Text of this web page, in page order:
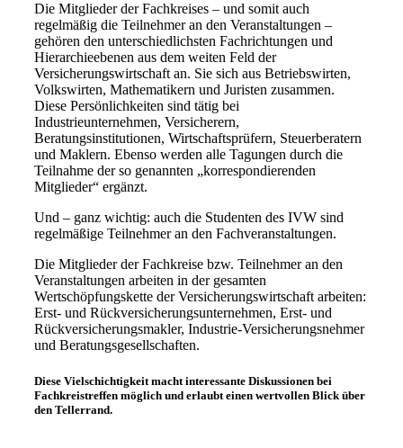
Die Mitglieder der Fachkreises – und somit auch
regelmäßig die Teilnehmer an den Veranstaltungen –
gehören den unterschiedlichsten Fachrichtungen und
Hierarchieebenen aus dem weiten Feld der
Versicherungswirtschaft an. Sie sich aus Betriebswirten,
Volkswirten, Mathematikern und Juristen zusammen.
Diese Persönlichkeiten sind tätig bei
Industrieunternehmen, Versicherern,
Beratungsinstitutionen, Wirtschaftsprüfern, Steuerberatern
und Maklern. Ebenso werden alle Tagungen durch die
Teilnahme der so genannten „korrespondierenden
Mitglieder“ ergänzt.
Und – ganz wichtig: auch die Studenten des IVW sind
regelmäßige Teilnehmer an den Fachveranstaltungen.
Die Mitglieder der Fachkreise bzw. Teilnehmer an den
Veranstaltungen arbeiten in der gesamten
Wertschöpfungskette der Versicherungswirtschaft arbeiten:
Erst- und Rückversicherungsunternehmen, Erst- und
Rückversicherungsmakler, Industrie-Versicherungsnehmer
und Beratungsgesellschaften.
Diese Vielschichtigkeit macht interessante Diskussionen bei
Fachkreistreffen möglich und erlaubt einen wertvollen Blick über
den Tellerrand.